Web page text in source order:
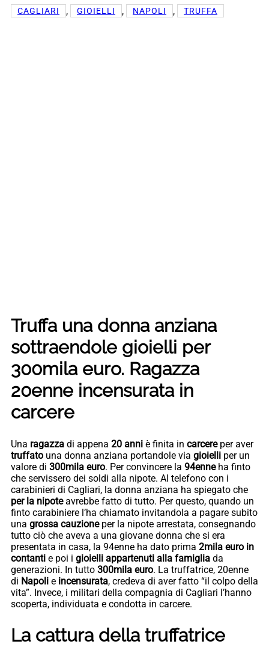
CAGLIARI , GIOIELLI , NAPOLI , TRUFFA
Truffa una donna anziana
sottraendole gioielli per
300mila euro. Ragazza
20enne incensurata in
carcere
Una ragazza di appena 20 anni è finita in carcere per aver
truffato una donna anziana portandole via gioielli per un
valore di 300mila euro. Per convincere la 94enne ha finto
che servissero dei soldi alla nipote. Al telefono con i
carabinieri di Cagliari, la donna anziana ha spiegato che
per la nipoteavrebbe fatto di tutto. Per questo, quando un
finto carabiniere l’ha chiamato invitandola a pagare subito
una grossa cauzioneper la nipote arrestata, consegnando
tutto ciò che aveva a una giovane donna che si era
presentata in casa, la 94enne ha dato prima 2mila euro in
contanti e poi i gioielli appartenuti alla famiglia da
generazioni. In tutto 300mila euro. La truffatrice, 20enne
di Napoli e incensurata, credeva di aver fatto “il colpo della
vita”. Invece, i militari della compagnia di Cagliari l’hanno
scoperta, individuata e condotta in carcere.
La cattura della truffatrice